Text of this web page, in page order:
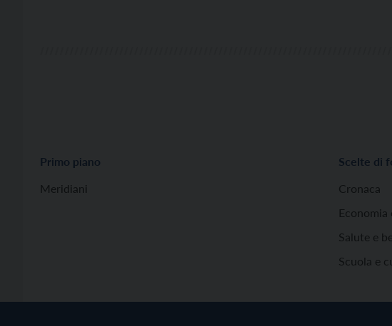
Primo piano
Meridiani
Scelte di
Cronaca
Economia
Salute e
Scuola e